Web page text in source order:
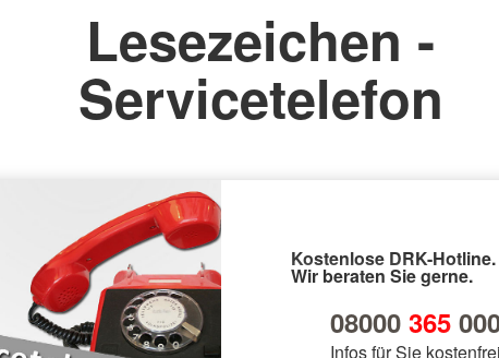
Lesezeichen -
Servicetelefon
Kostenlose DRK-Hotline.
Wir beraten Sie gerne.
08000 365
Infos für Sie kostenfrei